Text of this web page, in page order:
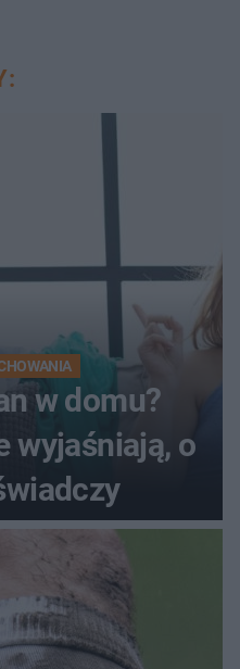
w domu?
wyjaśniają, o